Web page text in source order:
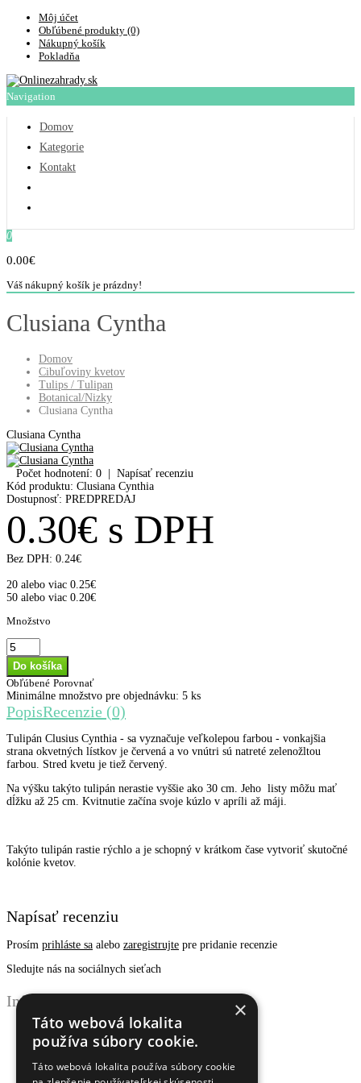
Môj účet
Obľúbené produkty (0)
Nákupný košík
Pokladňa
Navigation
Domov
Kategorie
Kontakt
0
0.00€
Váš nákupný košík je prázdny!
Clusiana Cyntha
Domov
Cibuľoviny kvetov
Tulips / Tulipan
Botanical/Nizky
Clusiana Cyntha
Clusiana Cyntha
Počet hodnotení: 0
Napísať recenziu
Kód produktu: Clusiana Cynthia
Dostupnosť: PREDPREDAJ
0.30€ s DPH
Bez DPH: 0.24€
20 alebo viac 0.25€
50 alebo viac 0.20€
Množstvo
Obľúbené Porovnať
Minimálne množstvo pre objednávku: 5 ks
PopisRecenzie (0)
Tulipán Clusius Cynthia - sa vyznačuje veľkolepou farbou - vonkajšia
strana okvetných lístkov je červená a vo vnútri sú natreté zelenožltou
farbou. Stred kvetu je tiež červený.
Na výšku takýto tulipán nerastie vyššie ako 30 cm. Jeho listy môžu mať
dĺžku až 25 cm. Kvitnutie začína svoje kúzlo v apríli až máji.
Takýto tulipán rastie rýchlo a je schopný v krátkom čase vytvoriť skutočné
kolónie kvetov.
Napísať recenziu
Prosím prihláste sa alebo zaregistrujte pre pridanie recenzie
Sledujte nás na sociálnych sieťach
Informácie
Obchodné podmienky
Ochrana osobných údajov
Reklamačný poriadok
×
Táto webová lokalita
používa súbory cookie.
Táto webová lokalita používa súbory cookie